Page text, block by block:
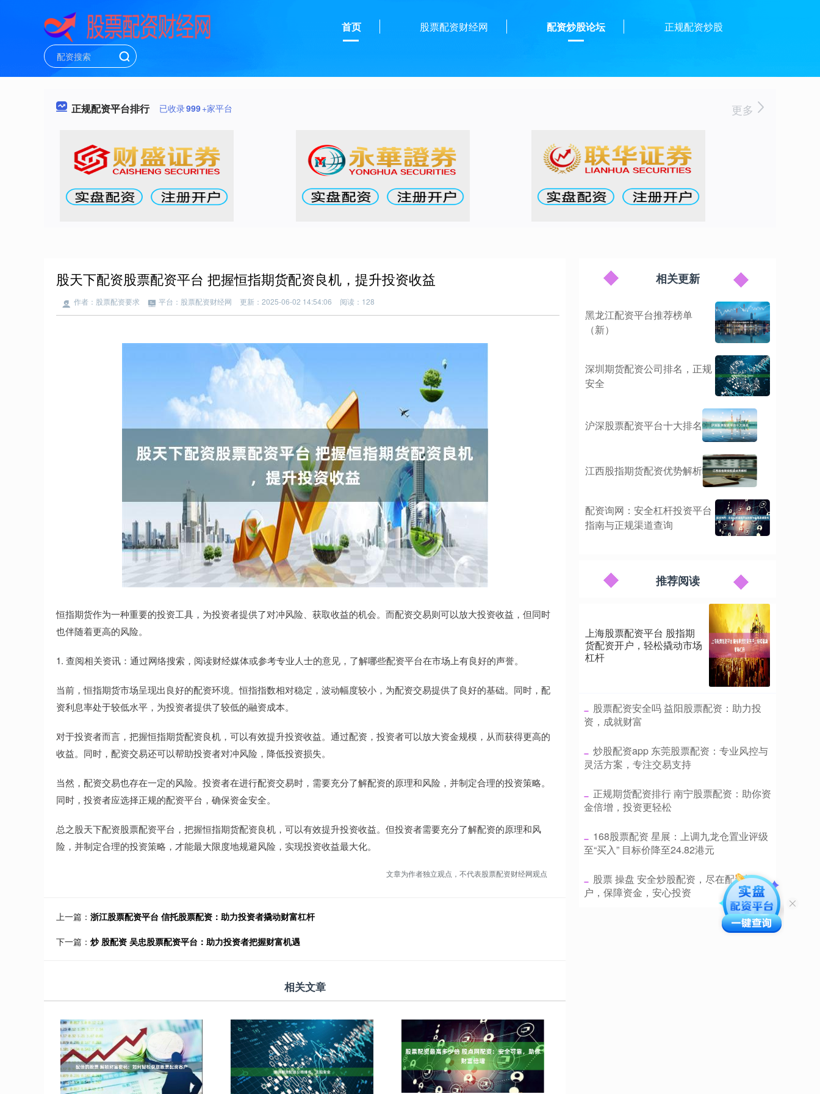
首页 股票配资财经网 配资炒股论坛 正规配资炒股
正规配资平台排行 已收录999+家平台 更多
股天下配资股票配资平台 把握恒指期货配资良机，提升投资收益
作者：股票配资要求 平台：股票配资财经网 更新：2025-06-02 14:54:06 阅读：128
恒指期货作为一种重要的投资工具，为投资者提供了对冲风险、获取收益的机会。而配资交易则可以放大投资收益，但同时
也伴随着更高的风险。
1. 查阅相关资讯：通过网络搜索，阅读财经媒体或参考专业人士的意见，了解哪些配资平台在市场上有良好的声誉。
当前，恒指期货市场呈现出良好的配资环境。恒指指数相对稳定，波动幅度较小，为配资交易提供了良好的基础。同时，配
资利息率处于较低水平，为投资者提供了较低的融资成本。
对于投资者而言，把握恒指期货配资良机，可以有效提升投资收益。通过配资，投资者可以放大资金规模，从而获得更高的
收益。同时，配资交易还可以帮助投资者对冲风险，降低投资损失。
当然，配资交易也存在一定的风险。投资者在进行配资交易时，需要充分了解配资的原理和风险，并制定合理的投资策略。
同时，投资者应选择正规的配资平台，确保资金安全。
总之股天下配资股票配资平台，把握恒指期货配资良机，可以有效提升投资收益。但投资者需要充分了解配资的原理和风
险，并制定合理的投资策略，才能最大限度地规避风险，实现投资收益最大化。
文章为作者独立观点，不代表股票配资财经网观点
上一篇： 浙江股票配资平台 信托股票配资：助力投资者撬动财富杠杆
下一篇： 炒 股配资 吴忠股票配资平台：助力投资者把握财富机遇
相关文章
相关更新
黑龙江配资平台推荐榜单
（新）
深圳期货配资公司排名，正规
安全
沪深股票配资平台十大排名
江西股指期货配资优势解析
配资询网：安全杠杆投资平台
指南与正规渠道查询
推荐阅读
上海股票配资平台 股指期
货配资开户，轻松撬动市场
杠杆
​股票配资安全吗 益阳股票配资：助力投
资，成就财富
​炒股配资app 东莞股票配资：专业风控与
灵活方案，专注交易支持
​正规期货配资排行 南宁股票配资：助你资
金倍增，投资更轻松
​168股票配资 星展：上调九龙仓置业评级
至“买入” 目标价降至24.82港元
​股票 操盘 安全炒股配资，尽在配资门
户，保障资金，安心投资